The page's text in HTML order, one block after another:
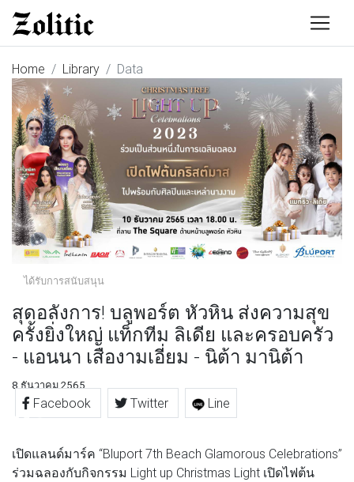
Home Library Data
ได้รับการสนับสนุน
สุดอลังการ! บลูพอร์ต หัวหิน ส่งความสุข
ครั้งยิ่งใหญ่ แท็กทีม ลิเดีย และครอบครัว
- แอนนา เสืองามเอี่ยม - นิต้า มานิต้า
8 ธันวาคม 2565
Facebook Twitter Line
เปิดแลนด์มาร์ค “Bluport 7th Beach Glamorous Celebrations”
ร่วมฉลองกับกิจกรรม Light up Christmas Light เปิดไฟต้น